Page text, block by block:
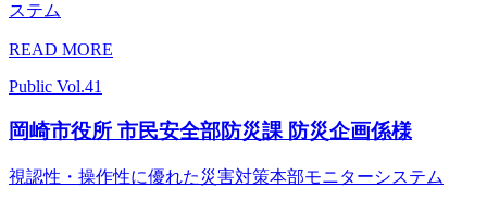
ステム
READ MORE
Public Vol.41
岡崎市役所 市民安全部防災課 防災企画係様
視認性・操作性に優れた災害対策本部モニターシステム